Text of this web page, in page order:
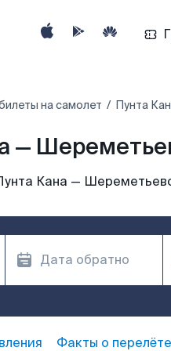
на самолет Пунта
—
Кана —
Факты о перелёте